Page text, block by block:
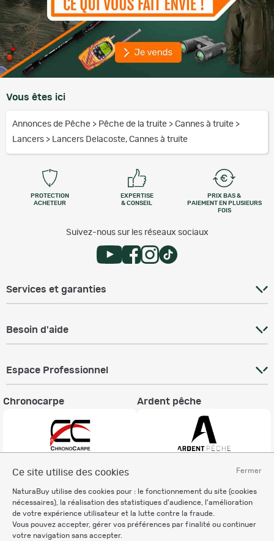
Fermer
Ce site utilise des cookies
NaturaBuy utilise des cookies pour : le fonctionnement du site (cookies
nécessaires), la réalisation des statistiques d'audience, l'amélioration
de votre expérience utilisateur et la lutte contre la fraude.
Vous pouvez accepter, gérer vos préférences par finalité ou continuer
votre navigation sans accepter.
Vous êtes ici
Annonces de Pêche > Pêche de la truite > Cannes à truite >
Lancers > Lancers Delacoste, Cannes à truite
PROTECTION
ACHETEUR
EXPERTISE
& CONSEIL
PRIX BAS &
PAIEMENT EN PLUSIEURS
FOIS
Suivez-nous sur les réseaux sociaux
Services et garanties
Besoin d'aide
Espace Professionnel
Chronocarpe Ardent pêche
Charte éthique
Mentions légales
Règlement & Conditions d'utilisation
Politique de protection